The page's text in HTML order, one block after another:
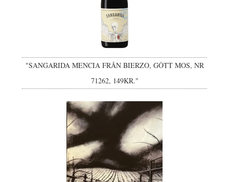
"SANGARIDA MENCIA FRÅN BIERZO, GÔTT MOS, NR
71262, 149KR."